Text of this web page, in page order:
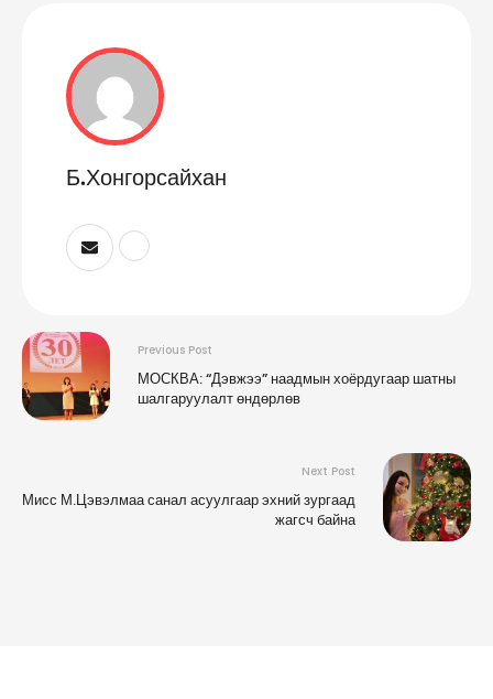
Б.Хонгорсайхан
Previous Post
МОСКВА: “Дэвжээ” наадмын хоёрдугаар шатны
шалгаруулалт өндөрлөв
Next Post
Мисс М.Цэвэлмаа санал асуулгаар эхний зургаад
жагсч байна